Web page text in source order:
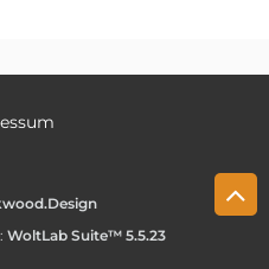
WoltLab Suite™ 5.5.23